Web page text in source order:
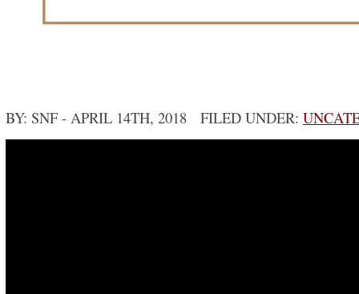
BY: SNF - APRIL 14TH, 2018 FILED UNDER: